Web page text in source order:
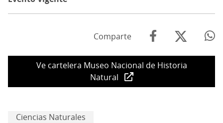
Comparte
Ve cartelera Museo Nacional de Historia
Natural
Ciencias Naturales